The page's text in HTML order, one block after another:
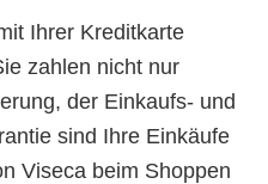
Ihrer Kreditkarte
zahlen nicht nur
der Einkaufs- und
sind Ihre Einkäufe
Viseca beim Shoppen